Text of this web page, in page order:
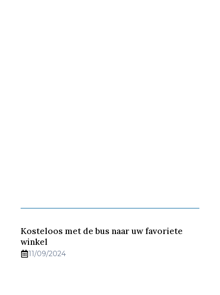
Kosteloos met de bus naar uw favoriete
winkel
11/09/2024